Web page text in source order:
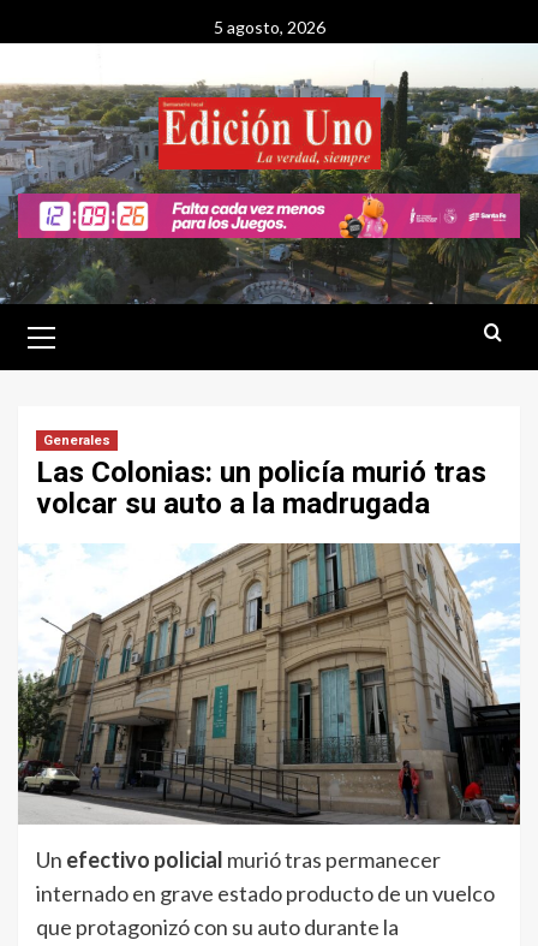
al
5 agosto, 2026
primario
Generales
Las Colonias: un policía murió tras
volcar su auto a la madrugada
Un efectivo policial murió tras permanecer
internado en grave estado producto de un vuelco
que protagonizó con su auto durante la